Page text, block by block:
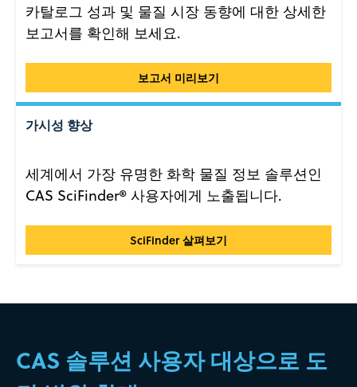
카탈로그 성과 및 물질 시장 동향에 대한 상세한
보고서를 확인해 보세요.
보고서 미리보기
가시성 향상
세계에서 가장 유명한 화학 물질 정보 솔루션인
CAS SciFinder® 사용자에게 노출됩니다.
SciFinder 살펴보기
CAS 솔루션 사용자 대상으로 도